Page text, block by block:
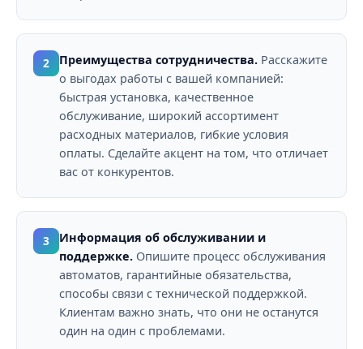
2 Преимущества сотрудничества. Расскажите
о выгодах работы с вашей компанией:
быстрая установка, качественное
обслуживание, широкий ассортимент
расходных материалов, гибкие условия
оплаты. Сделайте акцент на том, что отличает
вас от конкурентов.
3
Информация об обслуживании и
поддержке. Опишите процесс обслуживания
автоматов, гарантийные обязательства,
способы связи с технической поддержкой.
Клиентам важно знать, что они не останутся
один на один с проблемами.